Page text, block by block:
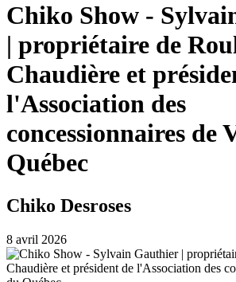
Chiko Show -
| propriétaire de
Chaudière et
l'Association des
concessionnaires de
Québec
Chiko Desroses
8 avril 2026